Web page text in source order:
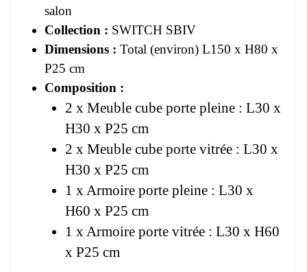
salon
Collection : SWITCH SBIV
Dimensions : Total (environ) L150 x H80 x
P25 cm
Composition :
2 x Meuble cube porte pleine : L30 x
H30 x P25 cm
2 x Meuble cube porte vitrée : L30 x
H30 x P25 cm
1 x Armoire porte pleine : L30 x
H60 x P25 cm
1 x Armoire porte vitrée : L30 x H60
x P25 cm